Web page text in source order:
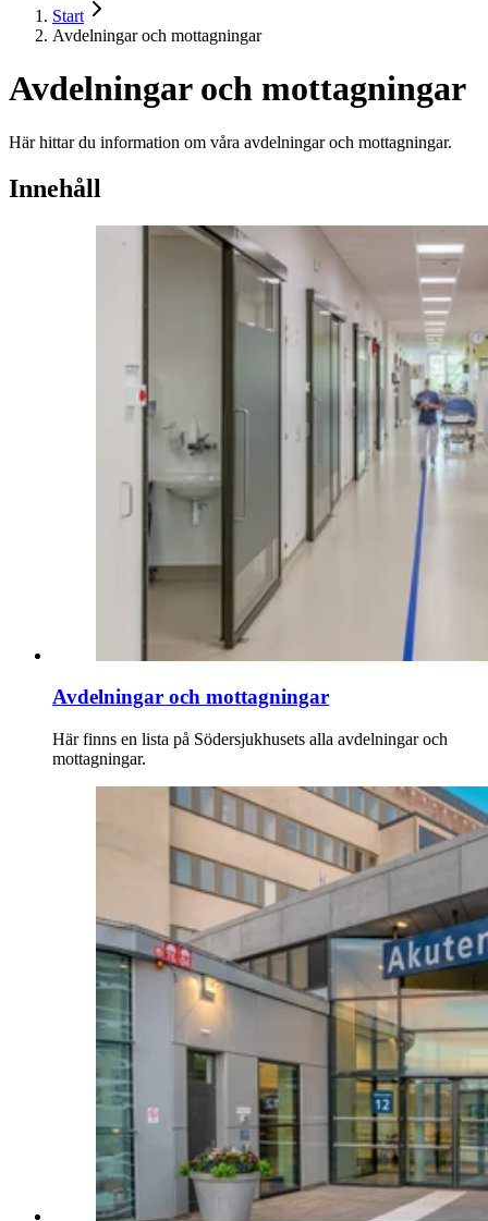
Start
Avdelningar och mottagningar
Avdelningar och mottagningar
Här hittar du information om våra avdelningar och mottagningar.
Innehåll
Avdelningar och mottagningar
Här finns en lista på Södersjukhusets alla avdelningar och
mottagningar.